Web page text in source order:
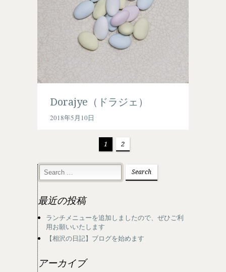
Dorajye（ドラジェ）
2018年5月10日
1 2
最近の投稿
ランチメニューを追加しましたので、ぜひご利
用お願いいたします
【相沢の日記】ブログを始めます
アーカイブ